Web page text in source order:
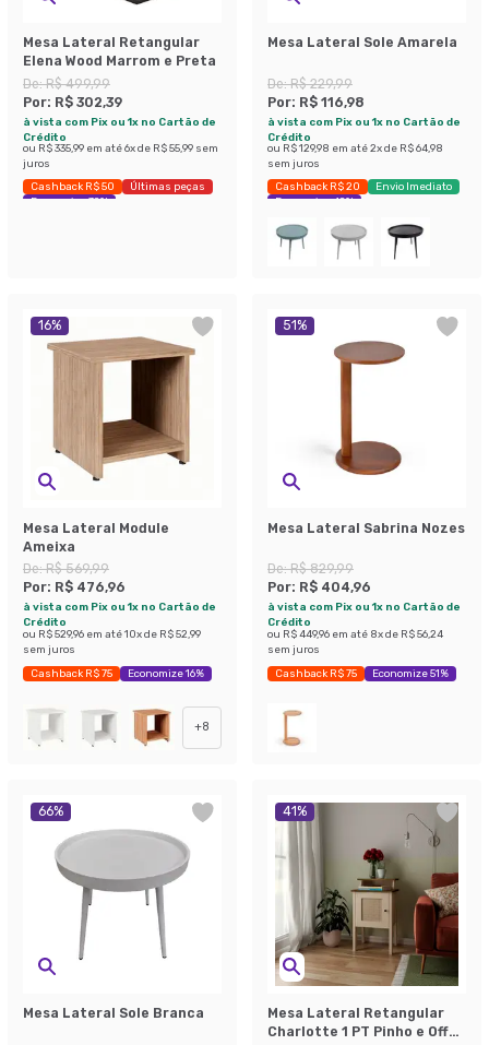
Mesa Lateral Retangular
Elena Wood Marrom e Preta
De:R$ 499,99
Por: R$ 302,39
à vista com Pix ou 1x no Cartão de
Crédito
ou R$ 335,99 em até6x de R$ 55,99 sem
juros
Cashback R$ 50
Últimas peças
Economize 39%
Mesa Lateral Sole Amarela
De:R$ 229,99
Por: R$ 116,98
à vista com Pix ou 1x no Cartão de
Crédito
ou R$ 129,98 em até2x de R$ 64,98
sem juros
Cashback R$ 20
Envio Imediato
Economize 49%
16%
Mesa Lateral Module
Ameixa
De:R$ 569,99
Por: R$ 476,96
à vista com Pix ou 1x no Cartão de
Crédito
ou R$ 529,96 em até10x de R$ 52,99
sem juros
Cashback R$ 75 Economize 16%
+8
51%
Mesa Lateral Sabrina Nozes
De:R$ 829,99
Por: R$ 404,96
à vista com Pix ou 1x no Cartão de
Crédito
ou R$ 449,96 em até 8x de R$ 56,24
sem juros
Cashback R$ 75 Economize 51%
66%
Mesa Lateral Sole Branca
41%
Mesa Lateral Retangular
Charlotte 1 PT Pinho e Off